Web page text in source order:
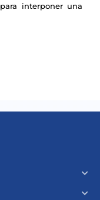
interponer una